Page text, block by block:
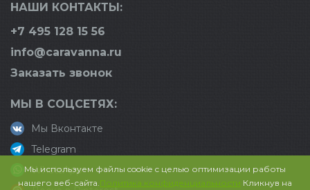
НАШИ КОНТАКТЫ:
+7 495 128 15 56
info@caravanna.ru
Заказать звонок
МЫ В СОЦСЕТЯХ:
Мы Вконтакте
Telegram
WhatsApp
Мы используем файлы cookie с целью оптимизации работы
нашего веб-сайта.Политика конфиденциальности Кликнув на